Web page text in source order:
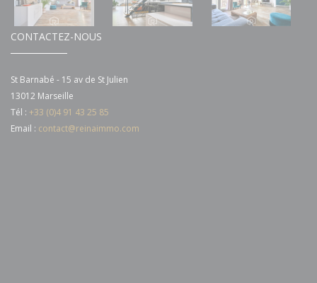
CONTACTEZ-NOUS
St Barnabé - 15 av de St Julien
13012 Marseille
Tél : +33 (0)4 91 43 25 85
Email : contact@reinaimmo.com